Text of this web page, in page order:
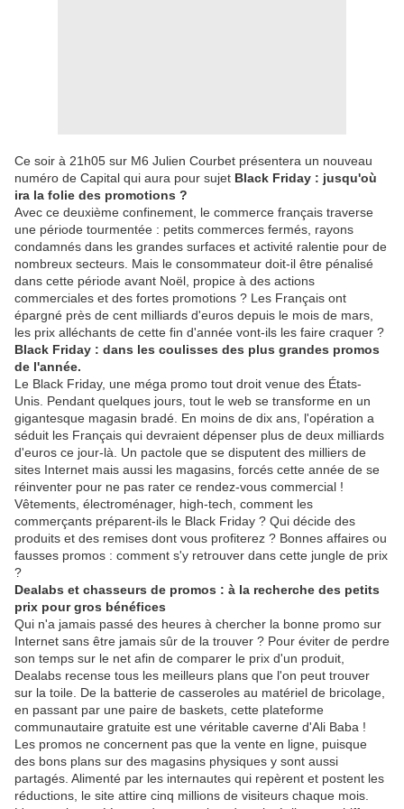
Ce soir à 21h05 sur M6 Julien Courbet présentera un nouveau
numéro de Capital qui aura pour sujet Black Friday : jusqu'où
ira la folie des promotions ?
Avec ce deuxième confinement, le commerce français traverse
une période tourmentée : petits commerces fermés, rayons
condamnés dans les grandes surfaces et activité ralentie pour de
nombreux secteurs. Mais le consommateur doit-il être pénalisé
dans cette période avant Noël, propice à des actions
commerciales et des fortes promotions ? Les Français ont
épargné près de cent milliards d'euros depuis le mois de mars,
les prix alléchants de cette fin d'année vont-ils les faire craquer ?
Black Friday : dans les coulisses des plus grandes promos
de l'année.
Le Black Friday, une méga promo tout droit venue des États-
Unis. Pendant quelques jours, tout le web se transforme en un
gigantesque magasin bradé. En moins de dix ans, l'opération a
séduit les Français qui devraient dépenser plus de deux milliards
d'euros ce jour-là. Un pactole que se disputent des milliers de
sites Internet mais aussi les magasins, forcés cette année de se
réinventer pour ne pas rater ce rendez-vous commercial !
Vêtements, électroménager, high-tech, comment les
commerçants préparent-ils le Black Friday ? Qui décide des
produits et des remises dont vous profiterez ? Bonnes affaires ou
fausses promos : comment s'y retrouver dans cette jungle de prix
?
Dealabs et chasseurs de promos : à la recherche des petits
prix pour gros bénéfices
Qui n'a jamais passé des heures à chercher la bonne promo sur
Internet sans être jamais sûr de la trouver ? Pour éviter de perdre
son temps sur le net afin de comparer le prix d'un produit,
Dealabs recense tous les meilleurs plans que l'on peut trouver
sur la toile. De la batterie de casseroles au matériel de bricolage,
en passant par une paire de baskets, cette plateforme
communautaire gratuite est une véritable caverne d'Ali Baba !
Les promos ne concernent pas que la vente en ligne, puisque
des bons plans sur des magasins physiques y sont aussi
partagés. Alimenté par les internautes qui repèrent et postent les
réductions, le site attire cinq millions de visiteurs chaque mois.